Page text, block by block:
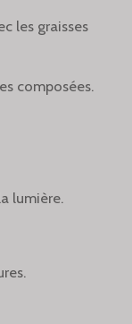
les graisses
composées.
lumière.